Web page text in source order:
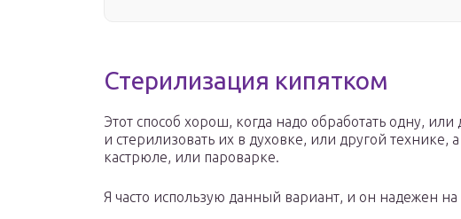
Стерилизация кипятком
Этот способ хорош, когда надо обработать одну,
и стерилизовать их в духовке, или другой технике,
кастрюле, или пароварке.
Я часто использую данный вариант, и он надежен на